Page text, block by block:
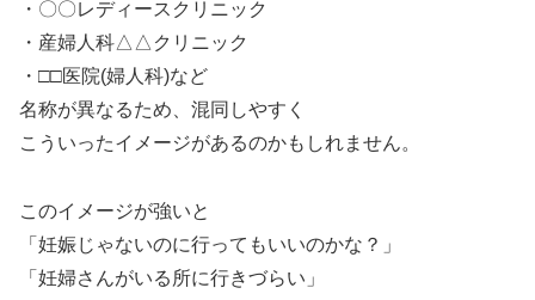
・〇〇レディースクリニック
・産婦人科△△クリニック
・□□医院(婦人科)など
名称が異なるため、混同しやすく
こういったイメージがあるのかもしれません。
このイメージが強いと
「妊娠じゃないのに行ってもいいのかな？」
「妊婦さんがいる所に行きづらい」